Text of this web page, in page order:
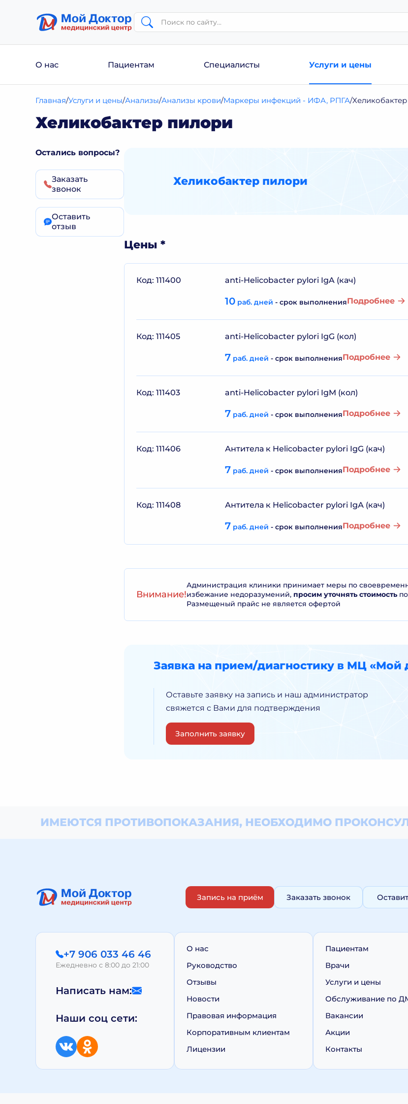
О нас Пациентам Специалисты Услуги и цены
Главная Услуги и цены Анализы Анализы крови Маркеры инфекций - ИФА, РПГА
Хеликобактер пилори
Остались вопросы?
Заказать
звонок
Оставить
отзыв
Хеликобактер пилори
Цены
Код: 111400 anti-Helicobacter pylori IgA (кач)
10 раб. дней - срок выполненияПодробнее
Код: 111405 anti-Helicobacter pylori IgG (кол)
7 раб. дней - срок выполненияПодробнее
Код: 111403 anti-Helicobacter pylori IgM (кол)
7 раб. дней - срок выполненияПодробнее
Код: 111406 Антитела к Helicobacter pylori IgG (кач)
7 раб. дней - срок выполненияПодробнее
Код: 111408 Антитела к Helicobacter pylori IgА (кач)
7 раб. дней - срок выполненияПодробнее
Внимание!
Администрация клиники принимает меры по
избежание недоразумений, просим уточнять стоимостьпо
Размещеный прайс не является офертой
Заявка на прием/диагностику в МЦ «Мой
Оставьте заявку на запись и наш администратор
свяжется с Вами для подтверждения
Заполнить заявку
ИМЕЮТСЯ ПРОТИВОПОКАЗАНИЯ, НЕОБХОДИМО
Запись на приём Заказать звонок
+7 906 033 46 46
Ежедневно с 8:00 до 21:00
Написать нам:
Наши соц сети:
О нас
Руководство
Отзывы
Новости
Правовая информация
Корпоративным клиентам
Лицензии
Пациентам
Врачи
Услуги и цены
Обслуживание по
Вакансии
Акции
Контакты